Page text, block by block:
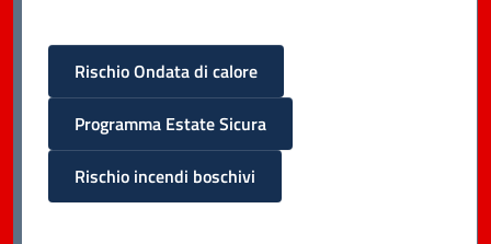
Rischio Ondata di calore
Programma Estate Sicura
Rischio incendi boschivi